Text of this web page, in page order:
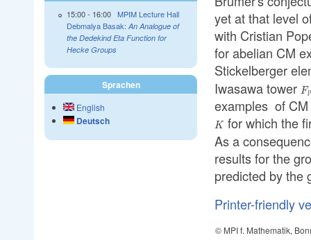
yet at that level
with Cristian
for abelian CM
Stickelberger
Iwasawa tower Fl
examples of
K
for which the
As a
results for the
predicted by the
Printer-friendly
© MPI f. Mathematik,
15:00- 16:00 MPIM Lecture Hall
Debmalya Basak: An Analogue of
the Dedekind Eta Function for
Hecke Groups
Sprachen
English
Deutsch